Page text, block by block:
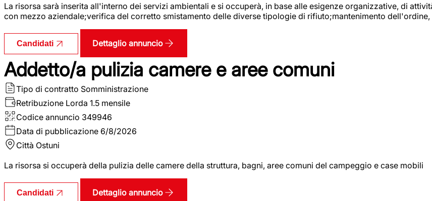
La risorsa sarà inserita all'interno dei servizi ambientali e si occuperà, in base alle esigenze organizzative, di
con mezzo aziendale;verifica del corretto smistamento delle diverse tipologie di rifiuto;mantenimento
Candidati Dettaglio annuncio
Addetto/a pulizia camere e aree comuni
Tipo di contratto Somministrazione
Retribuzione Lorda 1.5 mensile
Codice annuncio 349946
Data di pubblicazione 6/8/2026
Città Ostuni
La risorsa si occuperà della pulizia delle camere della struttura, bagni, aree comuni del campeggio e case mobili
Candidati Dettaglio annuncio